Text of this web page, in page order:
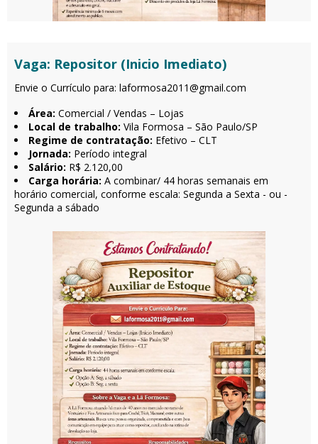
Vaga: Repositor (Inicio Imediato)
Envie o Currículo para: laformosa2011@gmail.com
Área: Comercial / Vendas – Lojas
Local de trabalho: Vila Formosa – São Paulo/SP
Regime de contratação: Efetivo – CLT
Jornada: Período integral
Salário: R$ 2.120,00
Carga horária: A combinar/ 44 horas semanais em
horário comercial, conforme escala: Segunda a Sexta - ou -
Segunda a sábado